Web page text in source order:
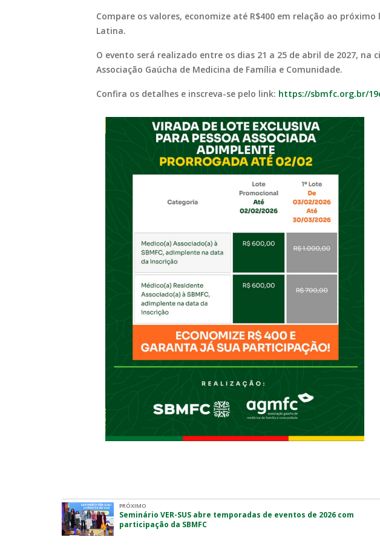
Compare os valores, economize até R$400 em relação ao
Latina.
O evento será realizado entre os dias 21 a 25 de abril de 2027, na
Associação Gaúcha de Medicina de Família e Comunidade.
Confira os detalhes e inscreva-se pelo link: https://sbmfc.org.br/
PRÓXIMO
Seminário VER-SUS abre temporadas de eventos de 2026 com
participação da SBMFC